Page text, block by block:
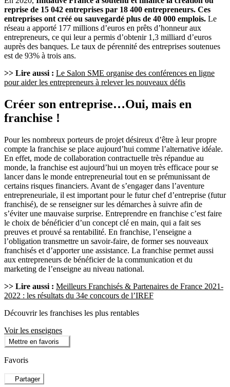
reprise de 15 042 entreprises par 18 400 entrepreneurs. Ces
entreprises ont créé ou sauvegardé plus de 40 000 emplois. Le
réseau a apporté 177 millions d’euros en prêts d’honneur aux
entrepreneurs, ce qui leur a permis d’obtenir 1,3 milliard d’euros
auprès des banques. Le taux de pérennité des entreprises soutenues
est de 93% à trois ans.
>> Lire aussi : Le Salon SME organise des conférences en ligne
pour aider les entrepreneurs à relever les nouveaux défis
Créer son entreprise…Oui, mais en
franchise !
Pour les nombreux porteurs de projet désireux d’être à leur propre
compte la franchise se place aujourd’hui comme l’alternative idéale.
En effet, mode de collaboration contractuelle très répandue au
monde, la franchise est aujourd’hui un moyen très efficace pour se
lancer dans le monde entrepreneurial tout en se prémunissant de
certains risques financiers. Avant de s’engager dans l’aventure
entrepreneuriale, il est important pour le futur chef d’entreprise (futur
franchisé), de se renseigner sur les démarches à suivre afin de
s’éviter une mauvaise surprise. Entreprendre en franchise c’est faire
le choix de bénéficier d’un concept clé en main, qui a fait ses
preuves et prouvé sa rentabilité. En franchise, l’enseigne a
l’obligation transmettre un savoir-faire, de former ses nouveaux
franchisés et d’apporter une assistance. La franchise permet aussi
aux entrepreneurs de bénéficier de la communication et du
marketing de l’enseigne au niveau national.
>> Lire aussi : Meilleurs Franchisés & Partenaires de France 2021-
2022 : les résultats du 34e concours de l’IREF
Découvrir les franchises les plus rentables
Voir les enseignes
Mettre en favoris
Favoris
Partager